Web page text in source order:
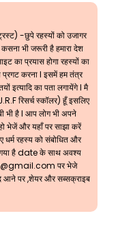
-छुपे रहस्यों को उजागर
भी जरूरी है हमारा देश
का प्रयास होगा रहस्यों का
करना l इसमें हम तंत्र
इत्यादि का पता लगायेंगे l मै
रिसर्च स्कॉलर) हूँ इसलिए
भी है l आप लोग भी अपने
भेजें और यहाँ पर साझा करें
रहस्य को संबोधित और
गया है date के साथ अवश्य
पर भेजे
पर ,शेयर और सब्सक्राइब